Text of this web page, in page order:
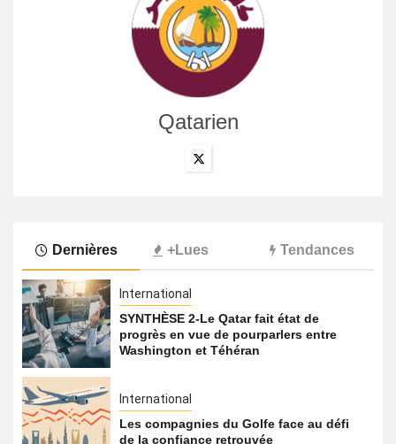
Qatarien
Dernières +Lues Tendances
International
SYNTHÈSE 2-Le Qatar fait état de
progrès en vue de pourparlers entre
Washington et Téhéran
International
Les compagnies du Golfe face au défi
de la confiance retrouvée